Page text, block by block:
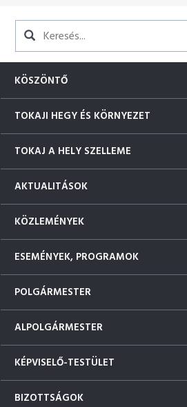
KÖSZÖNTŐ
TOKAJI HEGY ÉS KÖRNYEZET
TOKAJ A HELY SZELLEME
AKTUALITÁSOK
KÖZLEMÉNYEK
ESEMÉNYEK, PROGRAMOK
POLGÁRMESTER
ALPOLGÁRMESTER
KÉPVISELŐ-TESTÜLET
BIZOTTSÁGOK